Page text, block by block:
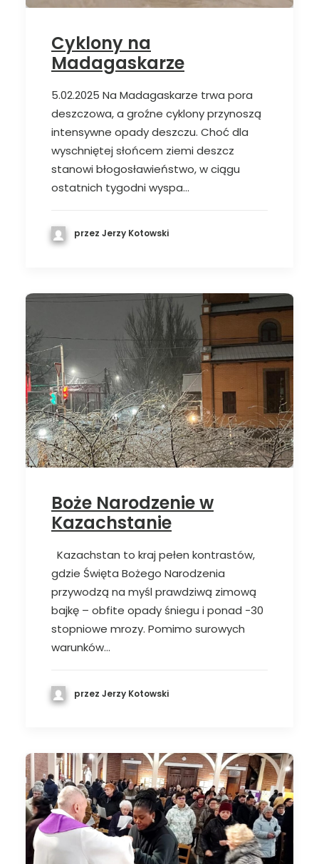
Cyklony na
Madagaskarze
5.02.2025 Na Madagaskarze trwa pora
deszczowa, a groźne cyklony przynoszą
intensywne opady deszczu. Choć dla
wyschniętej słońcem ziemi deszcz
stanowi błogosławieństwo, w ciągu
ostatnich tygodni wyspa…
przez Jerzy Kotowski
Boże Narodzenie w
Kazachstanie
Kazachstan to kraj pełen kontrastów,
gdzie Święta Bożego Narodzenia
przywodzą na myśl prawdziwą zimową
bajkę – obfite opady śniegu i ponad -30
stopniowe mrozy. Pomimo surowych
warunków…
przez Jerzy Kotowski